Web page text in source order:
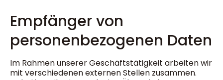
Empfänger von
personenbezogenen Daten
Im Rahmen unserer Geschäftstätigkeit arbeiten wir
mit verschiedenen externen Stellen zusammen.